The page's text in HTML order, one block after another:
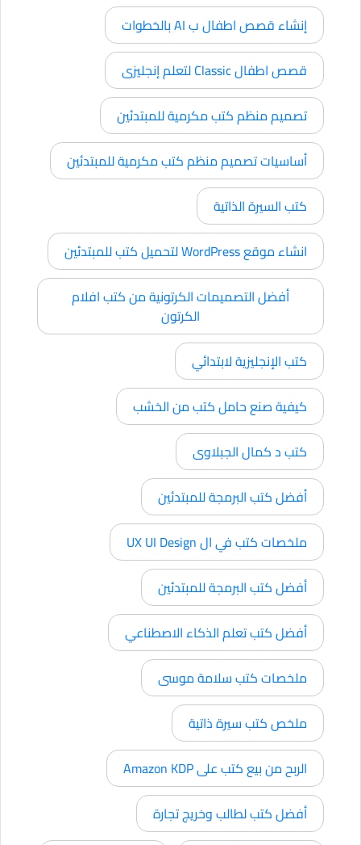
إنشاء قصص اطفال ب AI بالخطوات
قصص اطفال Classic لتعلم إنجليزى
تصميم منظم كتب مكرمية للمبتدئين
أساسيات تصميم منظم كتب مكرمية للمبتدئين
كتب السيرة الذاتية
انشاء موقع WordPress لتحميل كتب للمبتدئين
أفضل التصميمات الكرتونية من كتب افلام
الكرتون
كتب الإنجليزية لابتدائي
كيفية صنع حامل كتب من الخشب
كتب د كمال الجبلاوى
أفضل كتب البرمجة للمبتدئين
ملخصات كتب في ال UX UI Design
أفضل كتب البرمجة للمبتدئين
أفضل كتب تعلم الذكاء الاصطناعي
ملخصات كتب سلامة موسى
ملخص كتب سيرة ذاتية
الربح من بيع كتب على Amazon KDP
أفضل كتب لطالب وخريج تجارة